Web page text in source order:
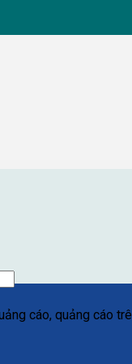
cáo, quảng cáo